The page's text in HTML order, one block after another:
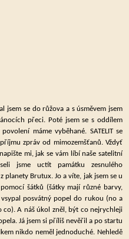
jsem se do růžova a s úsměvem jsem
přeci. Poté jsem se s oddílem
máme vyběhané. SATELIT se
zpráv od mimozemšťanů. Vždyť
mi, jak se vám líbí naše satelitní
jsme uctít památku zesnulého
planety Brutux. Jo a víte, jak jsem se u
šátků (šátky mají různé barvy,
posvátný popel do rukou (no a
A náš úkol zněl, být co nejrychleji
Já jsem si příliš nevěřil a po startu
nikdo neměl jednoduché. Nehledě